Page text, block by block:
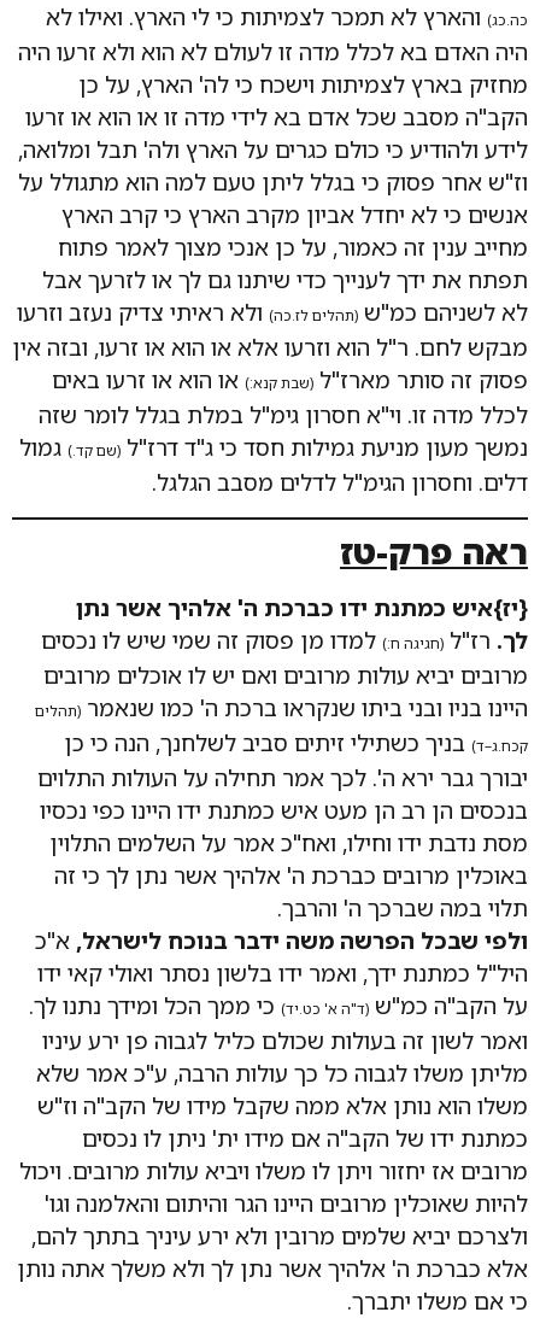
כה.כג) והארץ לא תמכר לצמיתות כי לי הארץ. ואילו לא
היה האדם בא לכלל מדה זו לעולם לא הוא ולא זרעו היה
מחזיק בארץ לצמיתות וישכח כי לה' הארץ, על כן
הקב"ה מסבב שכל אדם בא לידי מדה זו או הוא או זרעו
לידע ולהודיע כי כולם כגרים על הארץ ולה' תבל ומלואה,
וז"ש אחר פסוק כי בגלל ליתן טעם למה הוא מתגולל על
אנשים כי לא יחדל אביון מקרב הארץ כי קרב הארץ
מחייב ענין זה כאמור, על כן אנכי מצוך לאמר פתוח
תפתח את ידך לענייך כדי שיתנו גם לך או לזרעך אבל
לא לשניהם כמ"ש (תהלים לז.כה) ולא ראיתי צדיק נעזב וזרעו
מבקש לחם. ר"ל הוא וזרעו אלא או הוא או זרעו, ובזה אין
פסוק זה סותר מארז"ל (שבת קנא:) או הוא או זרעו באים
לכלל מדה זו. וי"א חסרון גימ"ל במלת בגלל לומר שזה
נמשך מעון מניעת גמילות חסד כי ג"ד דרז"ל (שם קד.) גמול
דלים. וחסרון הגימ"ל לדלים מסבב הגלגל.
ראה פרק-טז
{יז}איש כמתנת ידו כברכת ה' אלהיך אשר נתן
לך. רז"ל (חגיגה ח:) למדו מן פסוק זה שמי שיש לו נכסים
מרובים יביא עולות מרובים ואם יש לו אוכלים מרובים
היינו בניו ובני ביתו שנקראו ברכת ה' כמו שנאמר (תהלים
קכח.ג–ד) בניך כשתילי זיתים סביב לשלחנך, הנה כי כן
יבורך גבר ירא ה'. לכך אמר תחילה על העולות התלוים
בנכסים הן רב הן מעט איש כמתנת ידו היינו כפי נכסיו
מסת נדבת ידו וחילו, ואח"כ אמר על השלמים התלוין
באוכלין מרובים כברכת ה' אלהיך אשר נתן לך כי זה
תלוי במה שברכך ה' והרבך.
ולפי שבכל הפרשה משה ידבר בנוכח לישראל, א"כ
היל"ל כמתנת ידך, ואמר ידו בלשון נסתר ואולי קאי ידו
על הקב"ה כמ"ש (ד"ה א' כט.יד) כי ממך הכל ומידך נתנו לך.
ואמר לשון זה בעולות שכולם כליל לגבוה פן ירע עיניו
מליתן משלו לגבוה כל כך עולות הרבה, ע"כ אמר שלא
משלו הוא נותן אלא ממה שקבל מידו של הקב"ה וז"ש
כמתנת ידו של הקב"ה אם מידו ית' ניתן לו נכסים
מרובים אז יחזור ויתן לו משלו ויביא עולות מרובים. ויכול
להיות שאוכלין מרובים היינו הגר והיתום והאלמנה וגו'
ולצרכם יביא שלמים מרובין ולא ירע עיניך בתתך להם,
אלא כברכת ה' אלהיך אשר נתן לך ולא משלך אתה נותן
כי אם משלו יתברך.